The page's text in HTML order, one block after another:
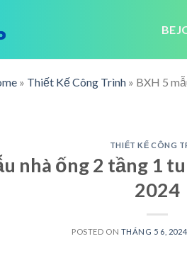
» Thiết Kế Công Trình » BXH 5
THIẾT KẾ CÔNG
nhà ống 2 tầng 1
2024
POSTED ON THÁNG 5 6, 2024